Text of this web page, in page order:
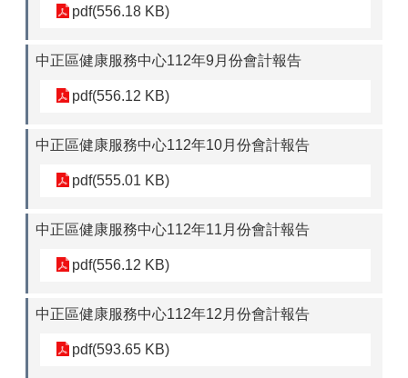
pdf(556.18 KB)
中正區健康服務中心112年9月份會計報告
pdf(556.12 KB)
中正區健康服務中心112年10月份會計報告
pdf(555.01 KB)
中正區健康服務中心112年11月份會計報告
pdf(556.12 KB)
中正區健康服務中心112年12月份會計報告
pdf(593.65 KB)